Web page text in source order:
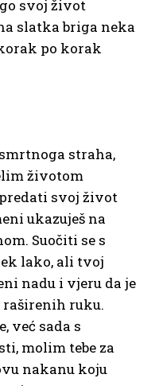
svoj život
slatka briga neka
po korak
straha,
životom
svoj život
ukazuješ na
Suočiti se s
lako, ali tvoj
nadu i vjeru da je
raširenih ruku.
već sada s
molim tebe za
nakanu koju